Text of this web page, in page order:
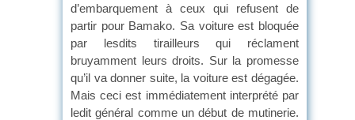
d’embarquement à ceux qui refusent de
partir pour Bamako. Sa voiture est bloquée
par lesdits tirailleurs qui réclament
bruyamment leurs droits. Sur la promesse
qu’il va donner suite, la voiture est dégagée.
Mais ceci est immédiatement interprété par
ledit général comme un début de mutinerie.